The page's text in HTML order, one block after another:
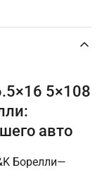
5×108
авто
Борелли—